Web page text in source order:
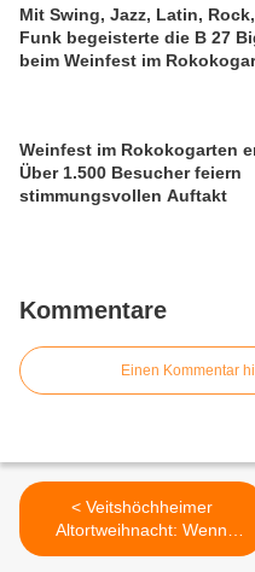
Mit Swing, Jazz, Latin,
Funk begeisterte die B 27
beim Weinfest im
Weinfest im Rokokogarten
Über 1.500 Besucher feiern
stimmungsvollen Auftakt
Kommentare
Einen Kommentar
< Veitshöchheimer
Altortweihnacht: Wenn
Keyboardklänge den